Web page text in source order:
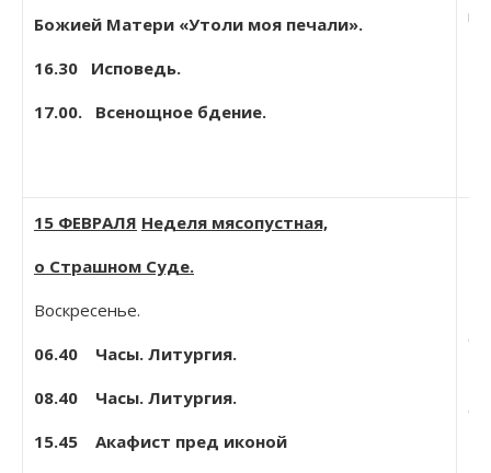
Божией Матери «Утоли моя печали».
16.30 Исповедь.
17.00. Всенощное бдение.
15 ФЕВРАЛЯ Неделя мясопустная,
о Страшном Суде.
Воскресенье.
06.40 Часы. Литургия.
08.40 Часы. Литургия.
15.45 Акафист пред иконой